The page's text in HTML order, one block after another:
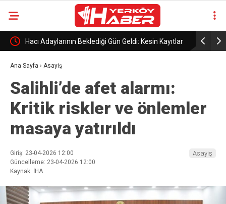
Hacı Adaylarının Beklediği Gün Geldi: Kesin Kayıtlar
Başlıyor!
Yerköy
Ana Sayfa › Asayiş
Salihli’de afet alarmı:
Kritik riskler ve önlemler
masaya yatırıldı
Giriş: 23-04-2026 12:00
Güncelleme: 23-04-2026 12:00
Kaynak: İHA
Asayiş